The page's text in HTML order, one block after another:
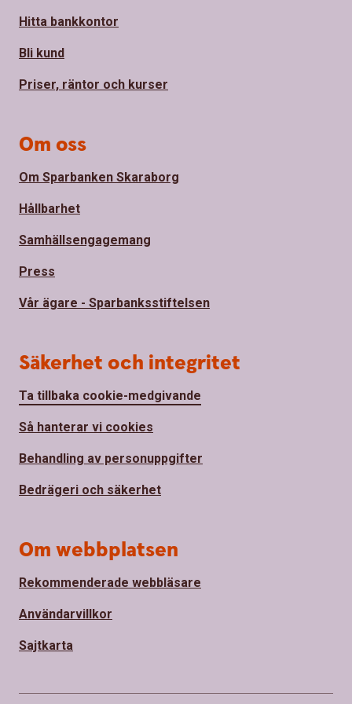
Hitta bankkontor
Bli kund
Priser, räntor och kurser
Om oss
Om Sparbanken Skaraborg
Hållbarhet
Samhällsengagemang
Press
Vår ägare - Sparbanksstiftelsen
Säkerhet och integritet
Ta tillbaka cookie-medgivande
Så hanterar vi cookies
Behandling av personuppgifter
Bedrägeri och säkerhet
Om webbplatsen
Rekommenderade webbläsare
Användarvillkor
Sajtkarta